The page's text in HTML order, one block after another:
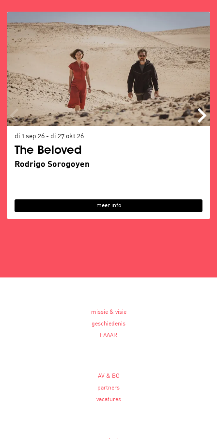
The Beloved
Rodrigo Sorogoyen
di 1 sep 26 - di 27 okt 26
meer info
missie & visie
geschiedenis
FAAAR
AV & BO
partners
vacatures